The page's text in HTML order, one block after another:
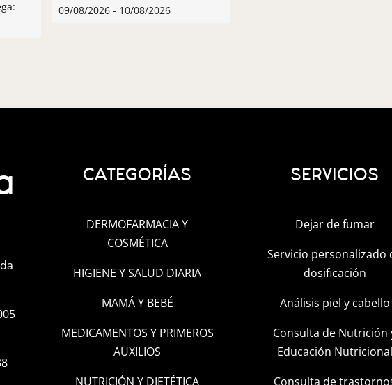
09/08/2026 - 10/08/2026
CATEGORÍAS
DERMOFARMACIA Y
COSMÉTICA
HIGIENE Y SALUD DIARIA
MAMÁ Y BEBÉ
MEDICAMENTOS Y PRIMEROS
AUXILIOS
NUTRICIÓN Y DIETÉTICA
SERVICIOS
Dejar de fumar
Servicio personalizado
dosificación
Análisis piel y cabello
Consulta de Nutrición
Educación Nutricional
Consulta de